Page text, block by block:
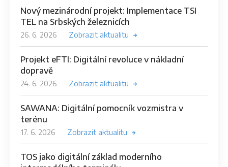
Nový mezinárodní projekt: Implementace TSI
TEL na Srbských železnicích
26. 6. 2026 Zobrazit aktualitu
Projekt eFTI: Digitální revoluce v nákladní
dopravě
24. 6. 2026 Zobrazit aktualitu
SAWANA: Digitální pomocník vozmistra v
terénu
17. 6. 2026 Zobrazit aktualitu
TOS jako digitální základ moderního